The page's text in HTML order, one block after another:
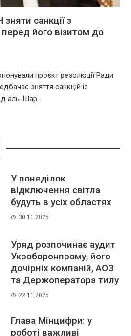
санкції з
перед його візитом до
проєкт резолюції Ради
зняття санкцій із
аль-Шар...
У понеділок
відключення світла
будуть в усіх областях
30.11.2025
Уряд розпочинає аудит
Укроборонпрому, його
дочірніх компаній, АОЗ
та Держоператора тилу
22.11.2025
Глава Мінцифри: у
роботі важливі